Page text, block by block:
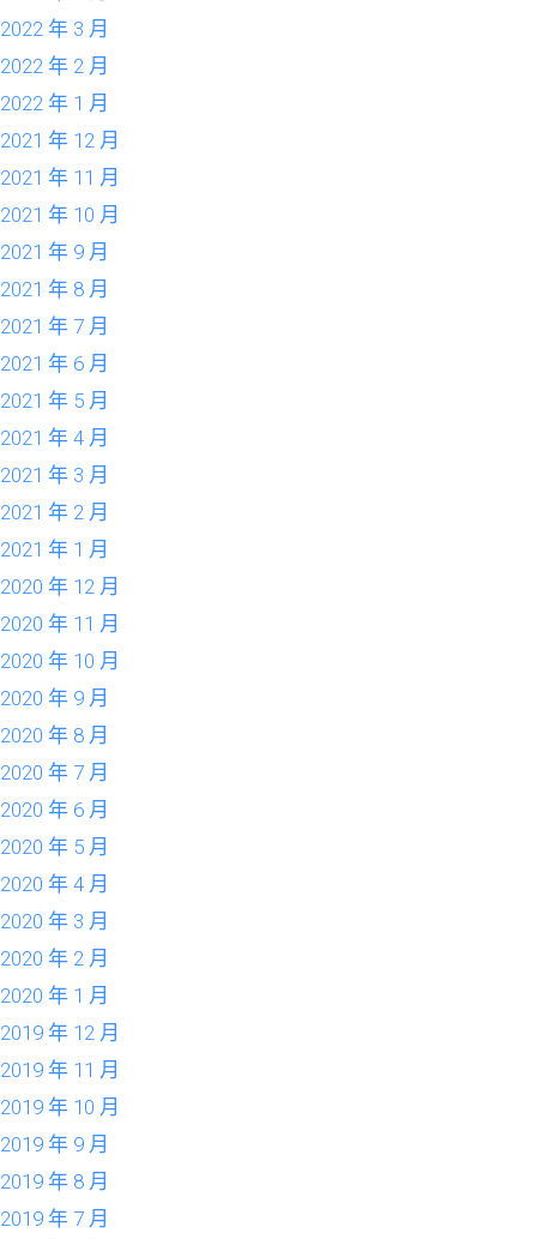
2022 年 3 月
2022 年 2 月
2022 年 1 月
2021 年 12 月
2021 年 11 月
2021 年 10 月
2021 年 9 月
2021 年 8 月
2021 年 7 月
2021 年 6 月
2021 年 5 月
2021 年 4 月
2021 年 3 月
2021 年 2 月
2021 年 1 月
2020 年 12 月
2020 年 11 月
2020 年 10 月
2020 年 9 月
2020 年 8 月
2020 年 7 月
2020 年 6 月
2020 年 5 月
2020 年 4 月
2020 年 3 月
2020 年 2 月
2020 年 1 月
2019 年 12 月
2019 年 11 月
2019 年 10 月
2019 年 9 月
2019 年 8 月
2019 年 7 月